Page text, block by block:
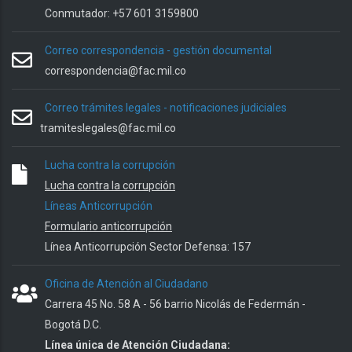
Conmutador: +57 601 3159800
Correo correspondencia - gestión documental
correspondencia@fac.mil.co
Correo trámites legales - notificaciones judiciales
tramiteslegales@fac.mil.co
Lucha contra la corrupción
Lucha contra la corrupción
Líneas Anticorrupción
Formulario anticorrupción
Línea Anticorrupción Sector Defensa: 157
Oficina de Atención al Ciudadano
Carrera 45 No. 58 A - 56 barrio Nicolás de Federmán -
Bogotá D.C.
Línea única de Atención Ciudadana: